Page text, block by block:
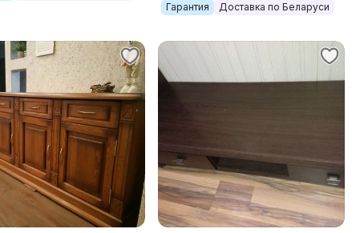
Гарантия Доставка по Беларуси